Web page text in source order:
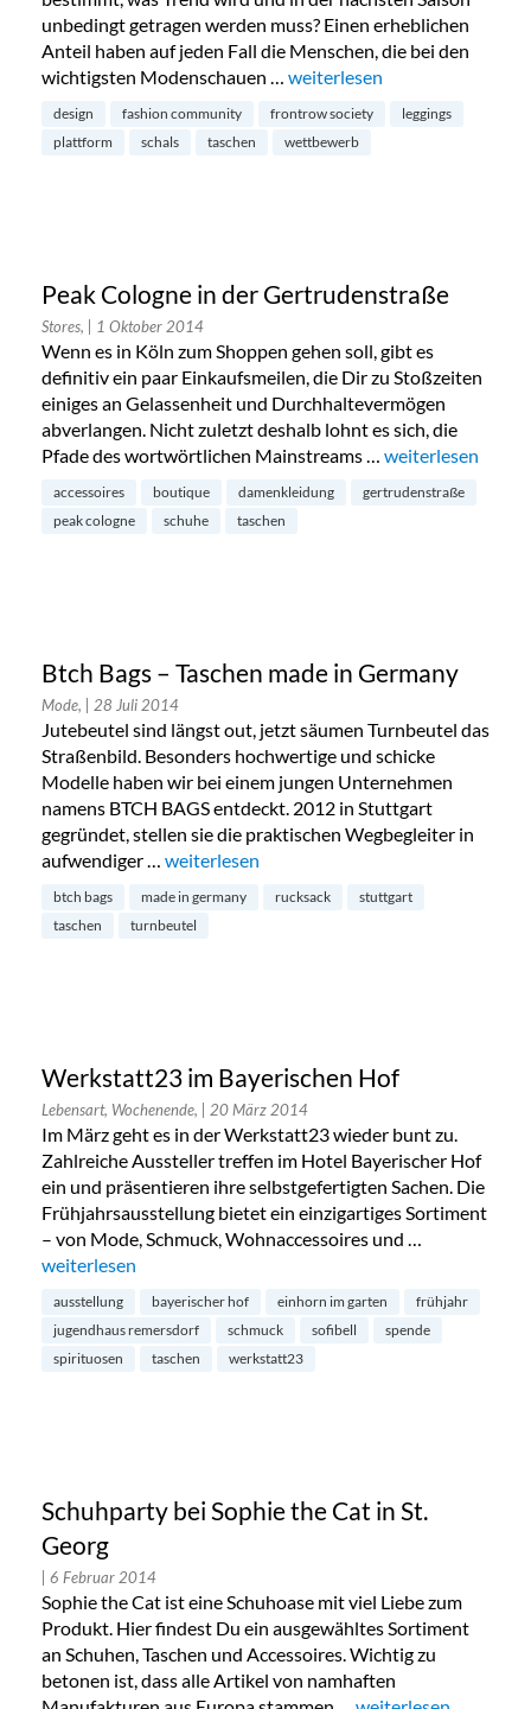
unbedingt getragen werden muss? Einen erheblichen
Anteil haben auf jeden Fall die Menschen, die bei den
wichtigsten Modenschauen … „Frontrow Society:
weiterlesen
design fashion community frontrow society
leggings
plattform
schals taschen wettbewerb
Peak Cologne in der Gertrudenstraße
Stores, | 1 Oktober 2014
Wenn es in Köln zum Shoppen gehen soll, gibt es
definitiv ein paar Einkaufsmeilen, die Dir zu Stoßzeiten
einiges an Gelassenheit und Durchhaltevermögen
abverlangen. Nicht zuletzt deshalb lohnt es sich, die
Pfade des wortwörtlichen Mainstreams … „Peak Cologne
weiterlesen
accessoires boutique damenkleidung
gertrudenstraße
peak cologne
schuhe taschen
Btch Bags – Taschen made in Germany
Mode, | 28 Juli 2014
Jutebeutel sind längst out, jetzt säumen Turnbeutel das
Straßenbild. Besonders hochwertige und schicke
Modelle haben wir bei einem jungen Unternehmen
namens BTCH BAGS entdeckt. 2012 in Stuttgart
gegründet, stellen sie die praktischen Wegbegleiter in
aufwendiger … „Btch Bags – Taschen made in Germany“
weiterlesen
btch bags made in germany rucksack
stuttgart
taschen
turnbeutel
Werkstatt23 im Bayerischen Hof
Lebensart, Wochenende, | 20 März 2014
Im März geht es in der Werkstatt23 wieder bunt zu.
Zahlreiche Aussteller treffen im Hotel Bayerischer Hof
ein und präsentieren ihre selbstgefertigten Sachen. Die
Frühjahrsausstellung bietet ein einzigartiges Sortiment
– von Mode, Schmuck, Wohnaccessoires und …
„Werkstatt23 im Bayerischen Hof“
weiterlesen
ausstellung bayerischer hof einhorn im garten
frühjahr
jugendhaus remersdorf
schmuck sofibell
spende
spirituosen
taschen werkstatt23
Schuhparty bei Sophie the Cat in St.
Georg
| 6 Februar 2014
Sophie the Cat ist eine Schuhoase mit viel Liebe zum
Produkt. Hier findest Du ein ausgewähltes Sortiment
an Schuhen, Taschen und Accessoires. Wichtig zu
betonen ist, dass alle Artikel von namhaften